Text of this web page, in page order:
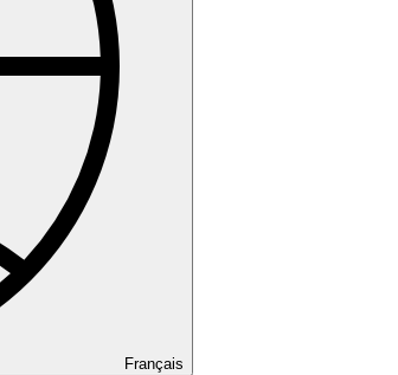
Français